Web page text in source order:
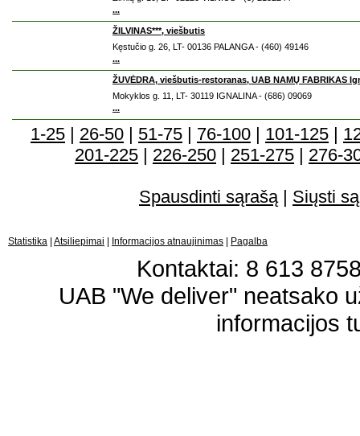
...
ŽILVINAS***, viešbutis
Kęstučio g. 26, LT- 00136 PALANGA - (460) 49146
...
ŽUVĖDRA, viešbutis-restoranas, UAB NAMŲ FABRIKAS
Mokyklos g. 11, LT- 30119 IGNALINA - (686) 09069
...
1-25 | 26-50 | 51-75 | 76-100 | 101-125 |
201-225 | 226-250 | 251-275 | 276-
Spausdinti sąrašą| Siųsti
Statistika Atsiliepimai Informacijos atnaujinimas Pagalba
Kontaktai: 8 613
UAB "We deliver" neatsako
informacijos